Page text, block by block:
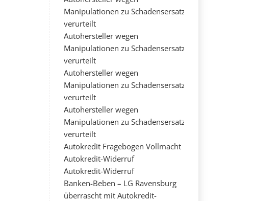
Manipulationen zu Schadensersatz
verurteilt
Autohersteller wegen
Manipulationen zu Schadensersatz
verurteilt
Autohersteller wegen
Manipulationen zu Schadensersatz
verurteilt
Autohersteller wegen
Manipulationen zu Schadensersatz
verurteilt
Autokredit Fragebogen Vollmacht
Autokredit-Widerruf
Autokredit-Widerruf
Banken-Beben – LG Ravensburg
überrascht mit Autokredit-